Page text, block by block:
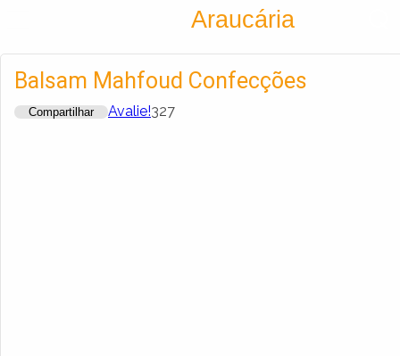
EncontraAraucária
Criar conta
Balsam Mahfoud Confecções
Compartilhar Avalie!327